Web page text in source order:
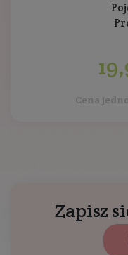
Cena
Zapisz